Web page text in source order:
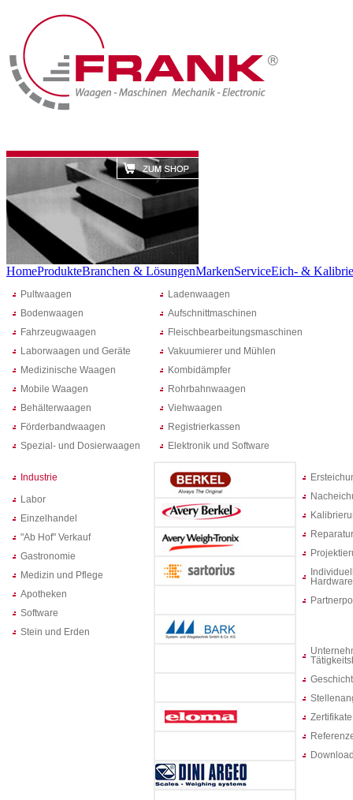
HomeProdukteBranchen & LösungenMarkenServiceEich- &
Pultwaagen
Bodenwaagen
Fahrzeugwaagen
Laborwaagen und Geräte
Medizinische Waagen
Mobile Waagen
Behälterwaagen
Förderbandwaagen
Spezial- und Dosierwaagen
Ladenwaagen
Aufschnittmaschinen
Fleischbearbeitungsmaschinen
Vakuumierer und Mühlen
Kombidämpfer
Rohrbahnwaagen
Viehwaagen
Registrierkassen
Elektronik und Software
Industrie
Labor
Einzelhandel
"Ab Hof" Verkauf
Gastronomie
Medizin und Pflege
Apotheken
Software
Stein und Erden
Zertifikate